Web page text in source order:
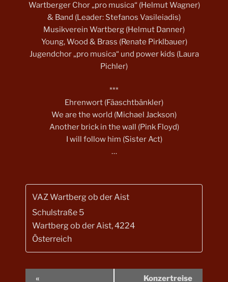
Wartberger Chor „pro musica“ (Helmut Wagner)
& Band (Leader: Stefanos Vasileiadis)
Musikverein Wartberg (Helmut Danner)
Young, Wood & Brass (Renate Pirklbauer)
Jugendchor „pro musica“ und power kids (Laura
Pichler)
***
Ehrenwort (Fäaschtbänkler)
We are the world (Michael Jackson)
Another brick in the wall (Pink Floyd)
I will follow him (Sister Act)
…
VAZ Wartberg ob der Aist
Schulstraße 5
Wartberg ob der Aist,4224
Österreich
« Konzertreise